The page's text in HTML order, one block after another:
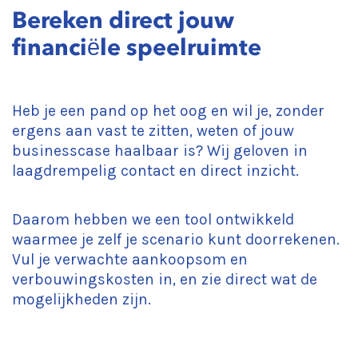
Bereken direct jouw
financiële speelruimte
Heb je een pand op het oog en wil je, zonder
ergens aan vast te zitten, weten of jouw
businesscase haalbaar is? Wij geloven in
laagdrempelig contact en direct inzicht.
Daarom hebben we een tool ontwikkeld
waarmee je zelf je scenario kunt doorrekenen.
Vul je verwachte aankoopsom en
verbouwingskosten in, en zie direct wat de
mogelijkheden zijn.